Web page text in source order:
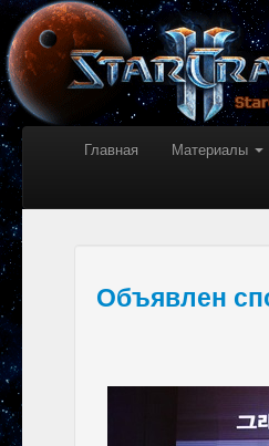
Главная Материалы
Объявлен